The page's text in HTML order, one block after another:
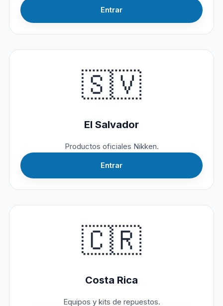
Entrar
🇸🇻
El Salvador
Productos oficiales Nikken.
Entrar
🇨🇷
Costa Rica
Equipos y kits de repuestos.